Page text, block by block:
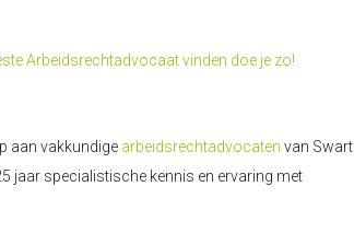
Arbeidsrechtadvocaat vinden doe je zo!
aan vakkundige arbeidsrechtadvocaten van Swart
jaar specialistische kennis en ervaring met